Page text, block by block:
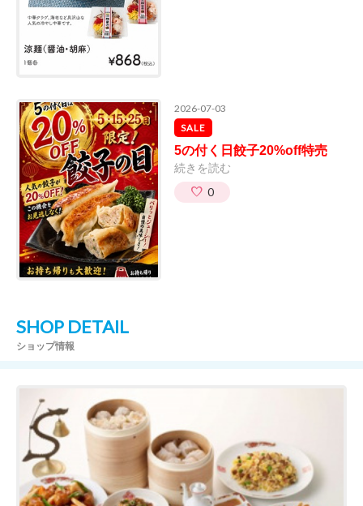
2026-07-03
SALE
5の付く日餃子20%off特売
続きを読む
0
SHOP DETAIL
ショップ情報